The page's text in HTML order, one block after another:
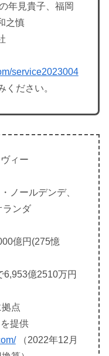
貴子、福岡
之慎
service2023004
ださい。
ィー
ノールデンデ、
ランダ
億円(275憶
6,953億2510万円
点
提供
（2022年12月